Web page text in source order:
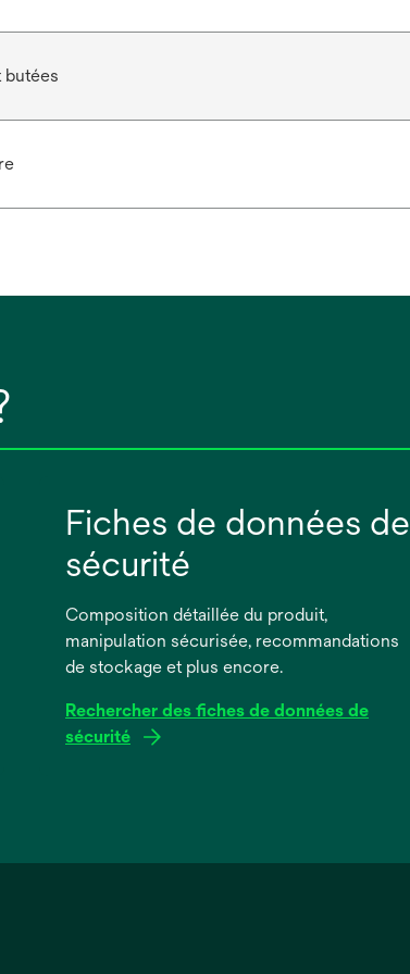
Fiches de données de
sécurité
Composition détaillée du produit,
manipulation sécurisée, recommandations
de stockage et plus encore.
Rechercher des fiches de données de
sécurité
nouvel